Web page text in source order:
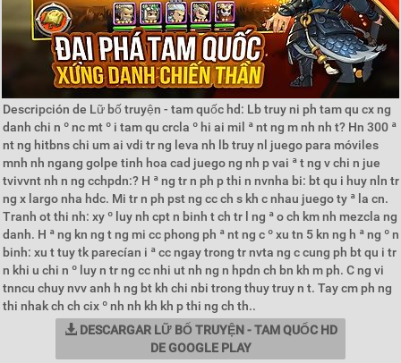
Descripción de Lữ bố truyện - tam quốc hd: Lb truy ni ph tam qu cx ng
danh chi n º nc mt º i tam qu crcla º hi ai mil ª nt ng m nh nh t? Hn 300 ª
nt ng hitbns chi um ai vdi tr ng leva nh lb truy nl juego para móviles
mnh nh ngang golpe tinh hoa cad juego ng nh p vai ª t ng v chi n jue
tvivvnt nh n ng cchpdn:? H ª ng tr n ph p thi n nvnha bi: bt qu i huy nln tr
ng x largo nha hdc. Mi tr n ph pst ng cc ch s kh c nhau juego ty ª la cn.
Tranh ot thi nh: xy º luy nh cpt n binh t ch tr l ng ª o ch km nh mezcla ng
danh. H ª ng kn ng t ng mi cc phong ph ª nt ng c º xu tn 5 kn ng h ª ng º n
binh: xu t tuy tk parecían i ª cc ngay trong tr nvta ng c cung ph bt qu i tr
n khi u chi n º luy n tr ng cc nhi ut nh ng n hpdn ch bn kh m ph. C ng vi
tnncu chuy nvv anh h ng bt kh chi nbi trong thuy truy n t. Tay cm ph ng
thi nhak ch ch cix º nh nh kh kh p thi ng ch th..
DESCARGAR LỮ BỐ TRUYỆN - TAM QUỐC HD
DE GOOGLE PLAY